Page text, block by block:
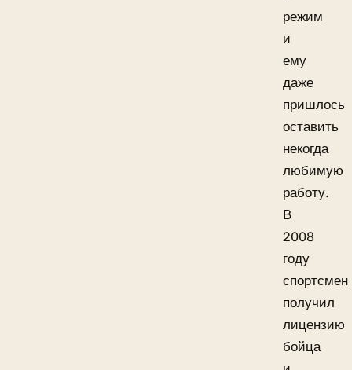
режим
и
ему
даже
пришлось
оставить
некогда
любимую
работу.
В
2008
году
спортсмен
получил
лицензию
бойца